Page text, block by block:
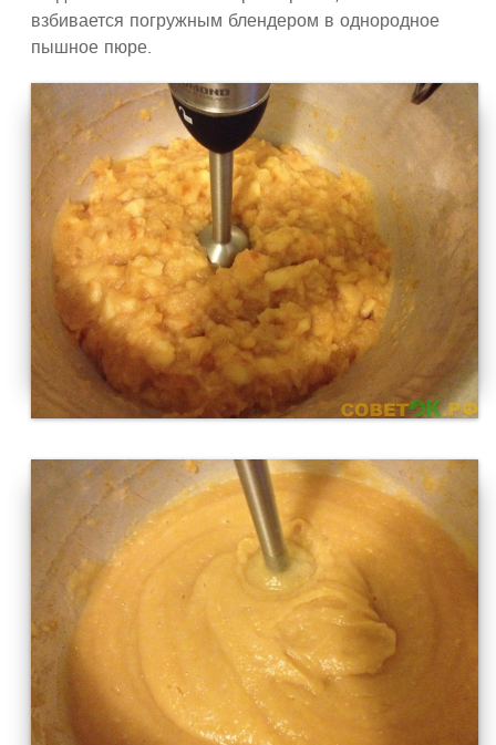
взбивается погружным блендером в однородное
пышное пюре.